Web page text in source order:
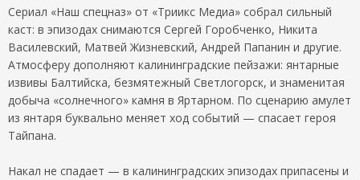
Сериал «Наш спецназ» от «Триикс Медиа» собрал сильный
каст: в эпизодах снимаются Сергей Горобченко, Никита
Василевский, Матвей Жизневский, Андрей Папанин и другие.
Атмосферу дополняют калининградские пейзажи: янтарные
извивы Балтийска, безмятежный Светлогорск, и знаменитая
добыча «солнечного» камня в Яртарном. По сценарию амулет
из янтаря буквально меняет ход событий — спасает героя
Тайпана.
Накал не спадает — в калининградских эпизодах припасены и